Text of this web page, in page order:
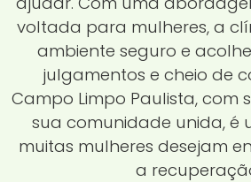
voltada para mulheres, a
ambiente seguro e
julgamentos e cheio de
Campo Limpo Paulista, com
sua comunidade unida, é
muitas mulheres desejam
a